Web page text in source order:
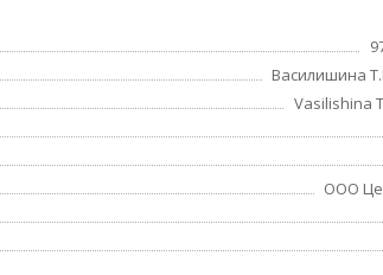
Василишина
Vasilishina
ООО